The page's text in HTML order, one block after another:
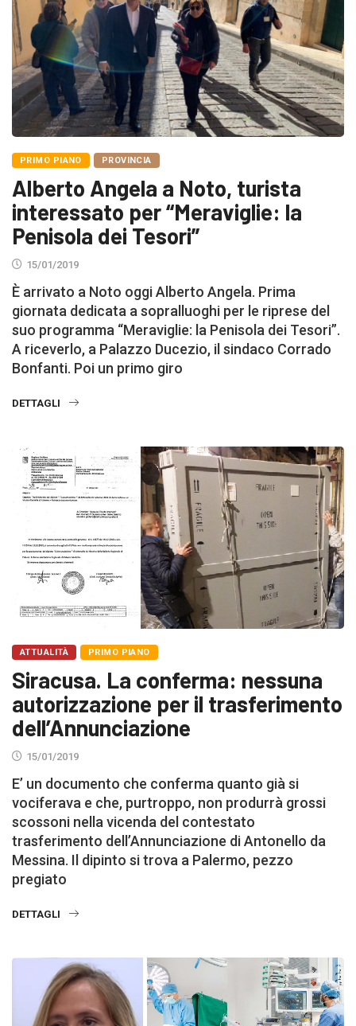
PRIMO PIANO PROVINCIA
Alberto Angela a Noto, turista
interessato per “Meraviglie: la
Penisola dei Tesori”
15/01/2019
È arrivato a Noto oggi Alberto Angela. Prima
giornata dedicata a sopralluoghi per le riprese del
suo programma “Meraviglie: la Penisola dei Tesori”.
A riceverlo, a Palazzo Ducezio, il sindaco Corrado
Bonfanti. Poi un primo giro
DETTAGLI
ATTUALITÀ PRIMO PIANO
Siracusa. La conferma: nessuna
autorizzazione per il trasferimento
dell’Annunciazione
15/01/2019
E’ un documento che conferma quanto già si
vociferava e che, purtroppo, non produrrà grossi
scossoni nella vicenda del contestato
trasferimento dell’Annunciazione di Antonello da
Messina. Il dipinto si trova a Palermo, pezzo
pregiato
DETTAGLI